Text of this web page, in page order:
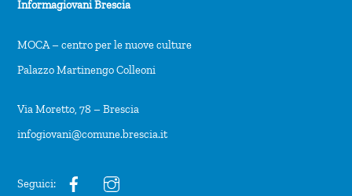
Informagiovani Brescia
MOCA – centro per le nuove culture
Palazzo Martinengo Colleoni
Via Moretto, 78 – Brescia
infogiovani@comune.brescia.it
Seguici: